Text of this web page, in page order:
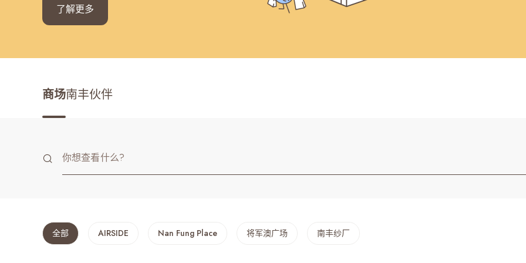
最近搜寻纪录
了解更多
商场南丰伙伴
全部 AIRSIDE Nan Fung Place 将军澳广场 南丰纱厂